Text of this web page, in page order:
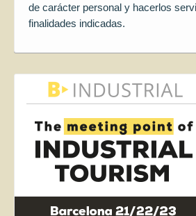
de carácter personal y hacerlos
finalidades indicadas.